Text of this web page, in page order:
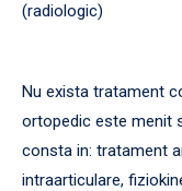
(radiologic)
Nu exista tratament
ortopedic este menit
consta in: tratament
intraarticulare,